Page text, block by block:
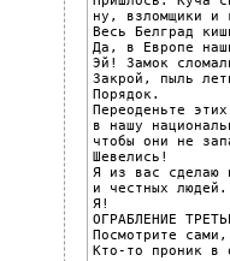
ну, взломщики и
Весь Белград
Да, в Европе
Эй! Замок
Закрой, пыль
Порядок.
Переоденьте
в нашу
чтобы они не
Шевелись!
Я из вас сделаю
и честных людей.
Я!
ОГРАБЛЕНИЕ
Посмотрите
Кто-то проник в